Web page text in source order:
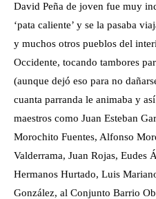
David Peña de joven fue muy
‘pata caliente’ y se la pasaba
y muchos otros pueblos del
Occidente, tocando tambores
(aunque dejó eso para no
cuanta parranda le animaba y
maestros como Juan Esteban
Morochito Fuentes, Alfonso
Valderrama, Juan Rojas, Eudes
Hermanos Hurtado, Luis
González, al Conjunto Barrio